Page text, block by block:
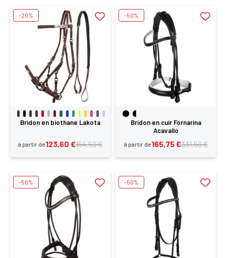
Bridon en biothane Lakota
à partir de 154,50 €
123,60 €
-20%
Bridon en cuir Fornarina
Acavallo
à partir de 331,50 €
165,75 €
-50%
-50% -50%